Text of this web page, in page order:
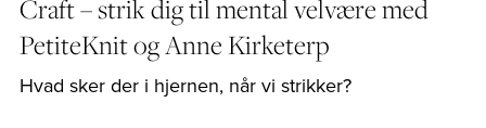
Craft – strik dig til mental velvære med
PetiteKnit og Anne Kirketerp
Hvad sker der i hjernen, når vi strikker?